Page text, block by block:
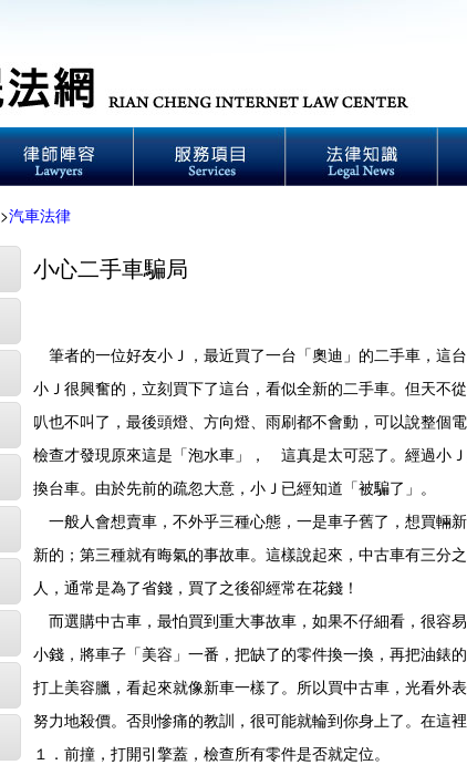
>汽車法律
小心二手車騙局
筆者的一位好友小Ｊ，最近買了一台「奧迪」的二手車，這
小Ｊ很興奮的，立刻買下了這台，看似全新的二手車。但天不
叭也不叫了，最後頭燈、方向燈、雨刷都不會動，可以說整個
檢查才發現原來這是「泡水車」， 這真是太可惡了。經過小
換台車。由於先前的疏忽大意，小Ｊ已經知道「被騙了」。
一般人會想賣車，不外乎三種心態，一是車子舊了，想買輛
新的；第三種就有晦氣的事故車。這樣說起來，中古車有三分
人，通常是為了省錢，買了之後卻經常在花錢！
而選購中古車，最怕買到重大事故車，如果不仔細看，很容
小錢，將車子「美容」一番，把缺了的零件換一換，再把油錶
打上美容臘，看起來就像新車一樣了。所以買中古車，光看外
努力地殺價。否則慘痛的教訓，很可能就輪到你身上了。在這
１．前撞，打開引擎蓋，檢查所有零件是否就定位。